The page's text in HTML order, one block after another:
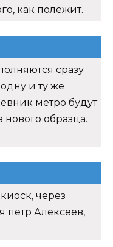
как полежит.
сразу
и ту же
метро будут
нового образца.
через
петр Алексеев,